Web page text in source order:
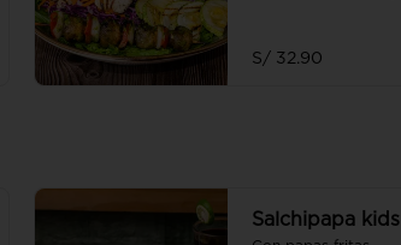
S/ 32.90
Salchipapa kids